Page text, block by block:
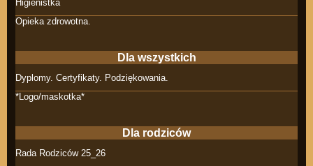
Higienistka
Opieka zdrowotna.
Dla wszystkich
Dyplomy. Certyfikaty. Podziękowania.
*Logo/maskotka*
Dla rodziców
Rada Rodziców 25_26